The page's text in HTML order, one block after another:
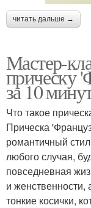
читать дальше →
Мастер-
прическу
за 10
Что такое
Прическа
романтичный
любого случая,
повседневная
и
тонкие косички,